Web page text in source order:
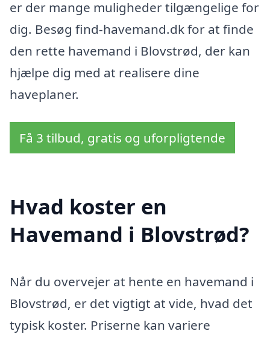
er der mange muligheder tilgængelige for
dig. Besøg find-havemand.dk for at finde
den rette havemand i Blovstrød, der kan
hjælpe dig med at realisere dine
haveplaner.
Få 3 tilbud, gratis og uforpligtende
Hvad koster en
Havemand i Blovstrød?
Når du overvejer at hente en havemand i
Blovstrød, er det vigtigt at vide, hvad det
typisk koster. Priserne kan variere